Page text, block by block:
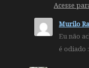
Acesse
Murilo
Eu não
é odiado